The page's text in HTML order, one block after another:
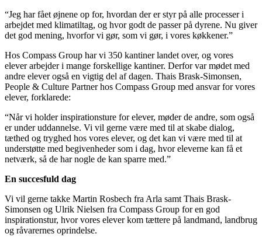
“Jeg har fået øjnene op for, hvordan der er styr på alle processer i
arbejdet med klimatiltag, og hvor godt de passer på dyrene. Nu giver
det god mening, hvorfor vi gør, som vi gør, i vores køkkener.”
Hos Compass Group har vi 350 kantiner landet over, og vores
elever arbejder i mange forskellige kantiner. Derfor var mødet med
andre elever også en vigtig del af dagen. Thais Brask-Simonsen,
People & Culture Partner hos Compass Group med ansvar for vores
elever, forklarede:
“Når vi holder inspirationsture for elever, møder de andre, som også
er under uddannelse. Vi vil gerne være med til at skabe dialog,
tæthed og tryghed hos vores elever, og det kan vi være med til at
understøtte med begivenheder som i dag, hvor eleverne kan få et
netværk, så de har nogle de kan sparre med.”
En succesfuld dag
Vi vil gerne takke Martin Rosbech fra Arla samt Thais Brask-
Simonsen og Ulrik Nielsen fra Compass Group for en god
inspirationstur, hvor vores elever kom tættere på landmand, landbrug
og råvarernes oprindelse.